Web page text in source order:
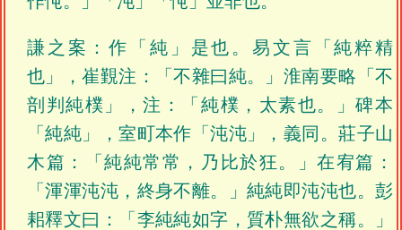
謙之案：作「純」是也。易文言「純粹精
也」，崔覲注：「不雜曰純。」淮南要略「不
剖判純樸」，注：「純樸，太素也。」碑本
「純純」，室町本作「沌沌」，義同。莊子山
木篇：「純純常常，乃比於狂。」在宥篇：
「渾渾沌沌，終身不離。」純純即沌沌也。彭
耜釋文曰：「李純純如字，質朴無欲之稱。」